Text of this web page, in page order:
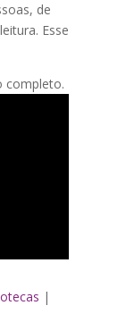
de
Esse
completo.
|